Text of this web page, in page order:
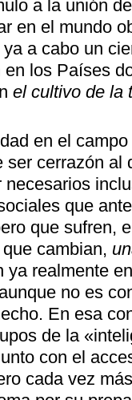
a la unión
en el mundo
a cabo un
los Países
el cultivo de la
en el
ser cerrazón al
que
que sufren,
cambian,
ya realmente
no es
En esa
de la
con el
cada vez